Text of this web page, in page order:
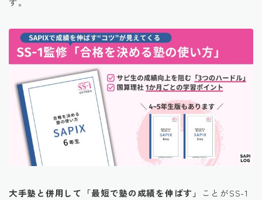
大手塾と併用して「最短で塾の成績を伸ばす」
ことがSS-1